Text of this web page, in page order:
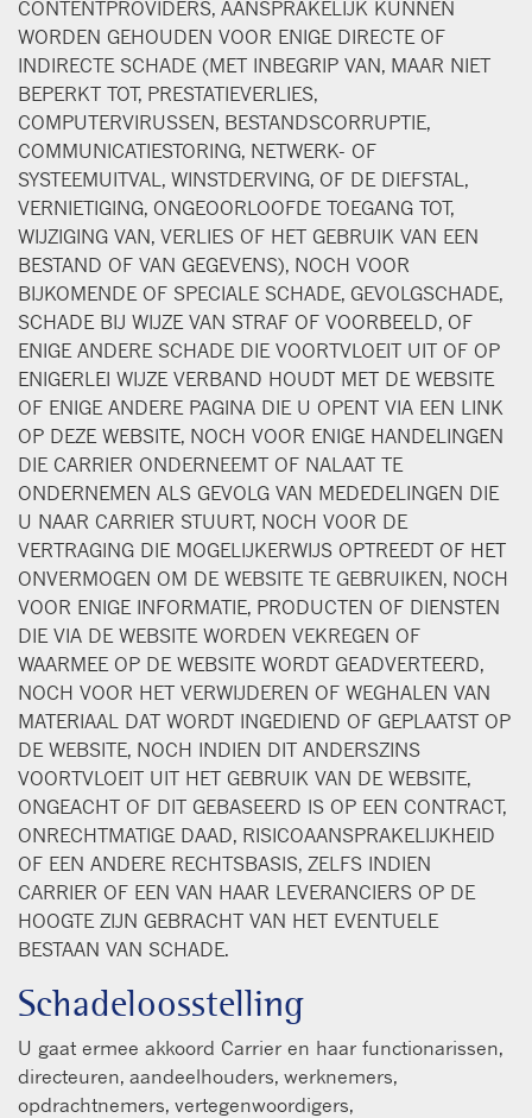
CONTENTPROVIDERS, AANSPRAKELIJK KUNNEN
WORDEN GEHOUDEN VOOR ENIGE DIRECTE OF
INDIRECTE SCHADE (MET INBEGRIP VAN, MAAR NIET
BEPERKT TOT, PRESTATIEVERLIES,
COMPUTERVIRUSSEN, BESTANDSCORRUPTIE,
COMMUNICATIESTORING, NETWERK- OF
SYSTEEMUITVAL, WINSTDERVING, OF DE DIEFSTAL,
VERNIETIGING, ONGEOORLOOFDE TOEGANG TOT,
WIJZIGING VAN, VERLIES OF HET GEBRUIK VAN EEN
BESTAND OF VAN GEGEVENS), NOCH VOOR
BIJKOMENDE OF SPECIALE SCHADE, GEVOLGSCHADE,
SCHADE BIJ WIJZE VAN STRAF OF VOORBEELD, OF
ENIGE ANDERE SCHADE DIE VOORTVLOEIT UIT OF OP
ENIGERLEI WIJZE VERBAND HOUDT MET DE WEBSITE
OF ENIGE ANDERE PAGINA DIE U OPENT VIA EEN LINK
OP DEZE WEBSITE, NOCH VOOR ENIGE HANDELINGEN
DIE CARRIER ONDERNEEMT OF NALAAT TE
ONDERNEMEN ALS GEVOLG VAN MEDEDELINGEN DIE
U NAAR CARRIER STUURT, NOCH VOOR DE
VERTRAGING DIE MOGELIJKERWIJS OPTREEDT OF HET
ONVERMOGEN OM DE WEBSITE TE GEBRUIKEN, NOCH
VOOR ENIGE INFORMATIE, PRODUCTEN OF DIENSTEN
DIE VIA DE WEBSITE WORDEN VEKREGEN OF
WAARMEE OP DE WEBSITE WORDT GEADVERTEERD,
NOCH VOOR HET VERWIJDEREN OF WEGHALEN VAN
MATERIAAL DAT WORDT INGEDIEND OF GEPLAATST OP
DE WEBSITE, NOCH INDIEN DIT ANDERSZINS
VOORTVLOEIT UIT HET GEBRUIK VAN DE WEBSITE,
ONGEACHT OF DIT GEBASEERD IS OP EEN CONTRACT,
ONRECHTMATIGE DAAD, RISICOAANSPRAKELIJKHEID
OF EEN ANDERE RECHTSBASIS, ZELFS INDIEN
CARRIER OF EEN VAN HAAR LEVERANCIERS OP DE
HOOGTE ZIJN GEBRACHT VAN HET EVENTUELE
BESTAAN VAN SCHADE.
Schadeloosstelling
U gaat ermee akkoord Carrier en haar functionarissen,
directeuren, aandeelhouders, werknemers,
opdrachtnemers, vertegenwoordigers,